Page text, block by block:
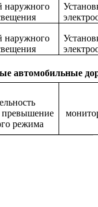
наружного
наружного
автомобильные
превышение
режима